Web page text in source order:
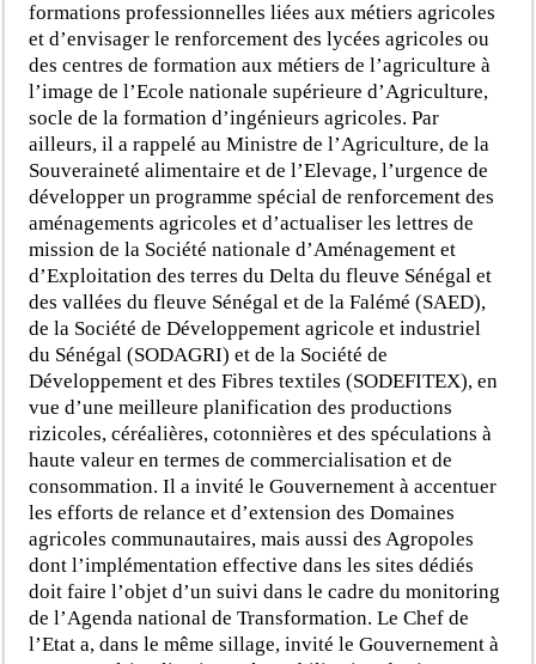
formations professionnelles liées aux métiers agricoles
et d’envisager le renforcement des lycées agricoles ou
des centres de formation aux métiers de l’agriculture à
l’image de l’Ecole nationale supérieure d’Agriculture,
socle de la formation d’ingénieurs agricoles. Par
ailleurs, il a rappelé au Ministre de l’Agriculture, de la
Souveraineté alimentaire et de l’Elevage, l’urgence de
développer un programme spécial de renforcement des
aménagements agricoles et d’actualiser les lettres de
mission de la Société nationale d’Aménagement et
d’Exploitation des terres du Delta du fleuve Sénégal et
des vallées du fleuve Sénégal et de la Falémé (SAED),
de la Société de Développement agricole et industriel
du Sénégal (SODAGRI) et de la Société de
Développement et des Fibres textiles (SODEFITEX), en
vue d’une meilleure planification des productions
rizicoles, céréalières, cotonnières et des spéculations à
haute valeur en termes de commercialisation et de
consommation. Il a invité le Gouvernement à accentuer
les efforts de relance et d’extension des Domaines
agricoles communautaires, mais aussi des Agropoles
dont l’implémentation effective dans les sites dédiés
doit faire l’objet d’un suivi dans le cadre du monitoring
de l’Agenda national de Transformation. Le Chef de
l’Etat a, dans le même sillage, invité le Gouvernement à